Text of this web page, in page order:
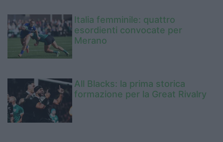
Italia femminile: quattro
esordienti convocate per
Merano
All Blacks: la prima storica
formazione per la Great Rivalry